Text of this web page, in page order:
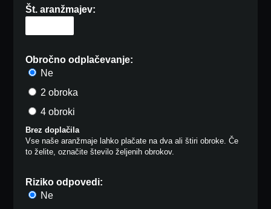
Št. aranžmajev:
Obročno odplačevanje:
Ne
2 obroka
4 obroki
Brez doplačila
Vse naše aranžmaje lahko plačate na dva ali štiri obroke. Če
to želite, označite število željenih obrokov.
Riziko odpovedi:
Ne